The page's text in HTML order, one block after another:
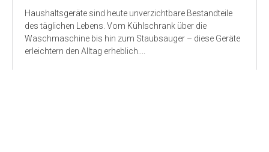
Haushaltsgeräte sind heute unverzichtbare Bestandteile
des täglichen Lebens. Vom Kühlschrank über die
Waschmaschine bis hin zum Staubsauger – diese Geräte
erleichtern den Alltag erheblich....